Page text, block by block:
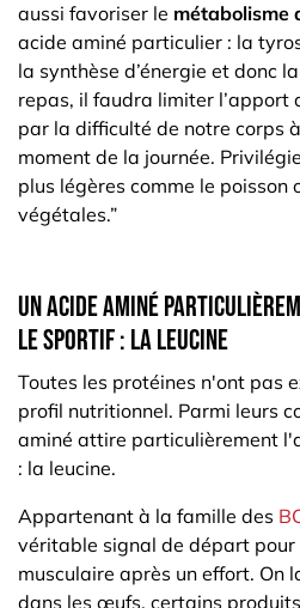
aussi favoriser le métabolisme
acide aminé particulier : la
la synthèse d’énergie et donc la
repas, il faudra limiter l’apport
par la difficulté de notre corps
moment de la journée.
plus légères comme le poisson
végétales.”
Un acide aminé
le sportif : la leucine
Toutes les protéines n'ont pas
profil nutritionnel. Parmi leurs
aminé attire particulièrement
: la leucine.
Appartenant à la famille des
véritable signal de départ
musculaire après un effort. On
dans les œufs, certains